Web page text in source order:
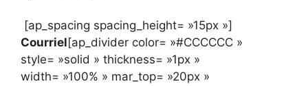
[ap_spacing spacing_height= »15px »]
Courriel [ap_divider color= »#CCCCCC »
style= »solid » thickness= »1px »
width= »100% » mar_top= »20px »